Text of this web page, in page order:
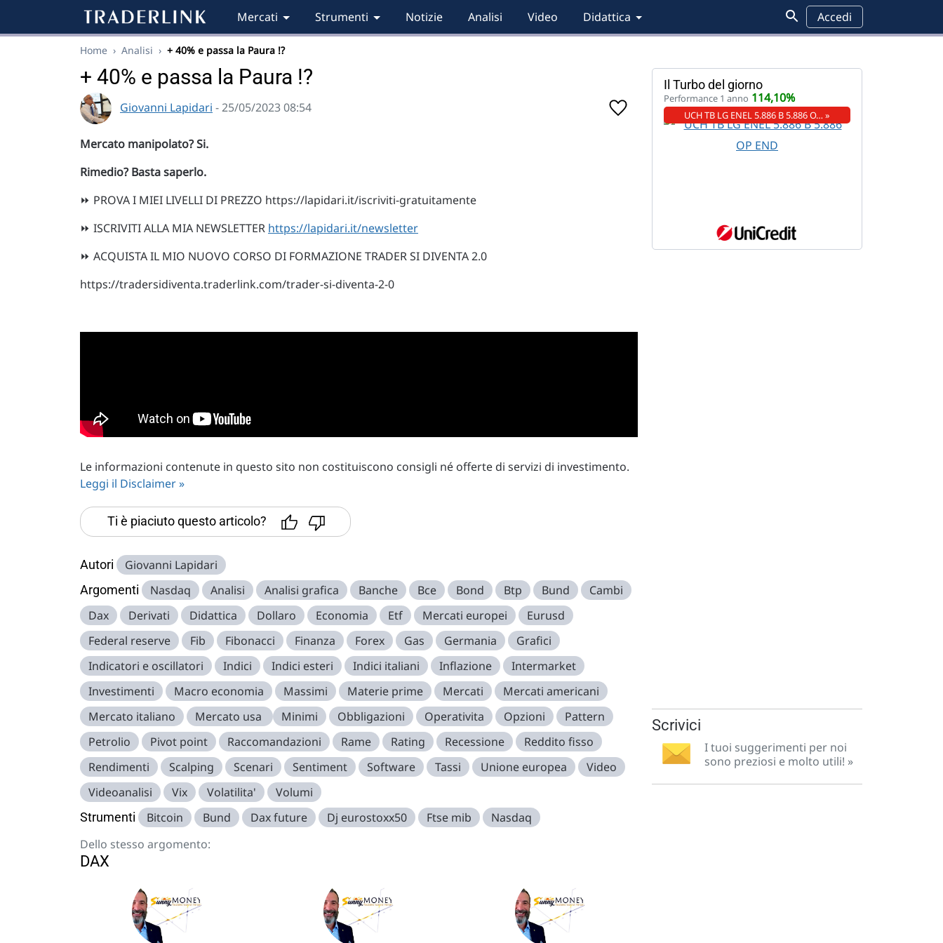
Mercati Strumenti Notizie Analisi Video Didattica Accedi
Home › Analisi › + 40% e passa la Paura !?
+ 40% e passa la Paura !?
Giovanni Lapidari - 25/05/2023 08:54
Mercato manipolato? Si.
Rimedio? Basta saperlo.
⏩ PROVA I MIEI LIVELLI DI PREZZO https://lapidari.it/iscriviti-gratuitamente
⏩ ISCRIVITI ALLA MIA NEWSLETTER https://lapidari.it/newsletter
⏩ ACQUISTA IL MIO NUOVO CORSO DI FORMAZIONE TRADER SI DIVENTA 2.0
https://tradersidiventa.traderlink.com/trader-si-diventa-2-0
Le informazioni contenute in questo sito non costituiscono consigli né offerte di servizi di investimento.
Leggi il Disclaimer »
Ti è piaciuto questo articolo?
Autori Giovanni Lapidari
Argomenti Nasdaq Analisi Analisi grafica Banche Bce Bond Btp Bund
Cambi
Dax
Derivati Didattica Dollaro Economia Etf Mercati europei
Eurusd
Federal reserve
Fib Fibonacci Finanza Forex Gas Germania
Grafici
Indicatori e oscillatori
Indici Indici esteri Indici italiani Inflazione
Intermarket
Investimenti
Macro economia Massimi Materie prime Mercati
Mercati americani
Mercato italiano
Mercato usa Minimi Obbligazioni Operativita Opzioni
Pattern
Petrolio
Pivot point Raccomandazioni Rame Rating Recessione
Reddito fisso
Rendimenti
Scalping Scenari Sentiment Software Tassi Unione europea
Video
Videoanalisi
Vix Volatilita' Volumi
Strumenti Bitcoin Bund Dax future Dj eurostoxx50 Ftse mib
Nasdaq
Dello stesso argomento:
DAX
Il Turbo del giorno
Performance 1 anno 114,10%
UCH TB LG ENEL 5.886 B 5.886 O… »
Scrivici
I tuoi suggerimenti per noi
sono preziosi e molto utili! »